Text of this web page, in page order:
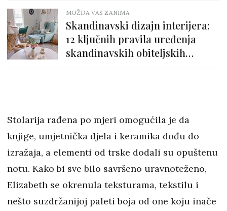
MOŽDA VAS ZANIMA
Skandinavski dizajn interijera:
12 ključnih pravila uređenja
skandinavskih obiteljskih
Stolarija rađena po mjeri omogućila je da
knjige, umjetnička djela i keramika dođu do
izražaja, a elementi od trske dodali su opuštenu
notu. Kako bi sve bilo savršeno uravnoteženo,
Elizabeth se okrenula teksturama, tekstilu i
nešto suzdržanijoj paleti boja od one koju inače